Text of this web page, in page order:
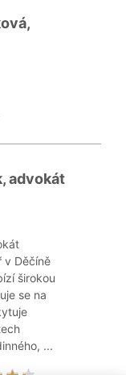
advokát
v Děčíně
širokou
se na
...